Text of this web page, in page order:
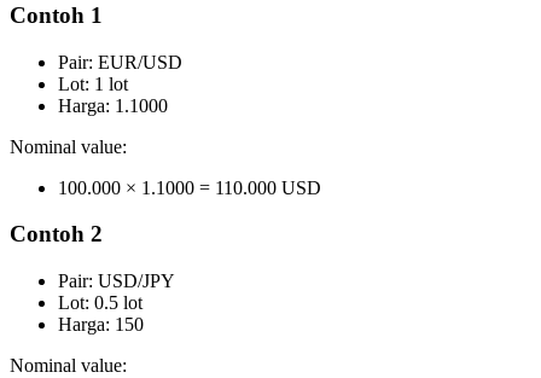
Contoh 1
Pair: EUR/USD
Lot: 1 lot
Harga: 1.1000
Nominal value:
100.000 × 1.1000 = 110.000 USD
Contoh 2
Pair: USD/JPY
Lot: 0.5 lot
Harga: 150
Nominal value: